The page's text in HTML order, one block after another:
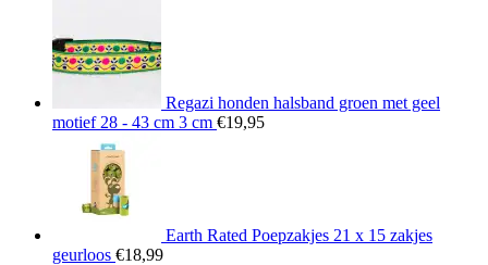
Regazi honden halsband groen met geel
motief 28 - 43 cm 3 cm €19,95
Earth Rated Poepzakjes 21 x 15 zakjes
geurloos €18,99